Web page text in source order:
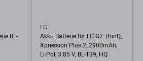
BL-
LG
Akku Batterie für LG G7 ThinQ,
Xpression Plus 2, 2900mAh,
Li-Pol, 3.85 V, BL-T39, HQ